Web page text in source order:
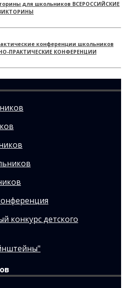
ВСЕРОССИЙСКИЕ
ПРАКТИЧЕСКИЕ КОНФЕРЕНЦИИ
конкурс детского